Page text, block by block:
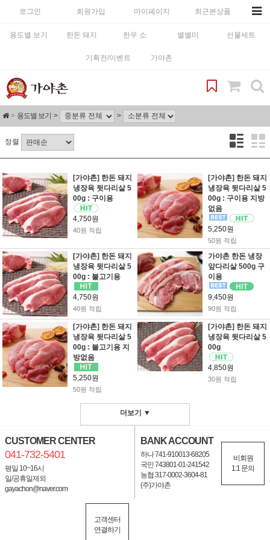
로그인 회원가입 마이페이지 최근본상품
용도별 보기 한돈 돼지 한우 소 별별미 선물세트
기획전/이벤트 가야촌
용도별 보기
정렬
[가야촌] 한돈 돼지
냉장육 뒷다리살 5
00g : 구이용
4,750원
40원 적립
[가야촌] 한돈 돼지
냉장육 뒷다리살 5
00g : 구이용 지방
없음
5,250원
50원 적립
[가야촌] 한돈 돼지
냉장육 뒷다리살 5
00g : 불고기용
4,750원
40원 적립
가야촌 한돈 냉장
앞다리살 500g 구
이용
9,450원
90원 적립
[가야촌] 한돈 돼지
냉장육 뒷다리살 5
00g : 불고기용 지
방없음
5,250원
50원 적립
[가야촌] 한돈 돼지
냉장육 뒷다리살 5
00g
4,850원
30원 적립
더보기 ▼
CUSTOMER CENTER
041-732-5401
평일 10~16시
일/공휴일제외
gayachon@naver.com
고객센터
연결하기
BANK ACCOUNT
하나 741-910013-68205
국민 743801-01-241542
농협 317-0002-3604-81
(주)가야촌
비회원
1:1 문의